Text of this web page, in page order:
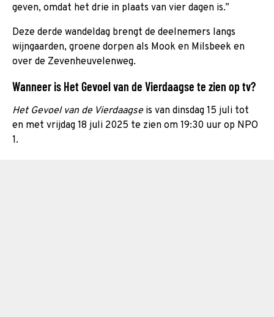
geven, omdat het drie in plaats van vier dagen is.”
Deze derde wandeldag brengt de deelnemers langs
wijngaarden, groene dorpen als Mook en Milsbeek en
over de Zevenheuvelenweg.
Wanneer is Het Gevoel van de Vierdaagse te zien op tv?
Het Gevoel van de Vierdaagseis van dinsdag 15 juli tot
en met vrijdag 18 juli 2025 te zien om 19:30 uur op NPO
1.